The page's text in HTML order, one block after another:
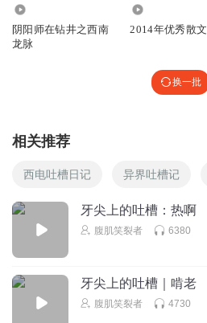
阴阳师在钻井之西南
龙脉
2014年优秀散文
换一批
相关推荐
西电吐槽日记 异界吐槽记
牙尖上的吐槽：热啊
腹肌笑裂者 6380
牙尖上的吐槽｜啃老
腹肌笑裂者 4730